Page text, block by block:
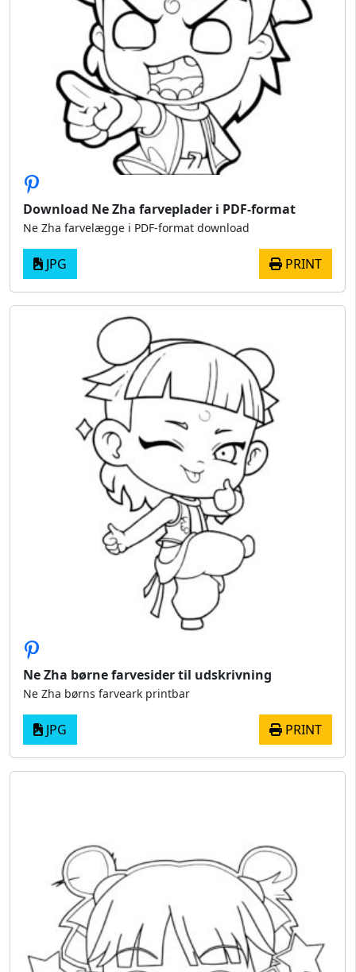
Download Ne Zha farveplader i PDF-format
Ne Zha farvelægge i PDF-format download
JPG PRINT
Ne Zha børne farvesider til udskrivning
Ne Zha børns farveark printbar
JPG PRINT